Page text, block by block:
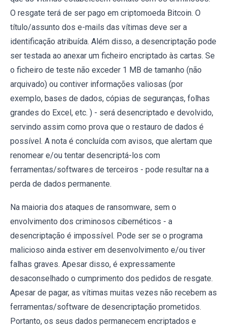
O resgate terá de ser pago em criptomoeda Bitcoin. O
título/assunto dos e-mails das vítimas deve ser a
identificação atribuída. Além disso, a desencriptação pode
ser testada ao anexar um ficheiro encriptado às cartas. Se
o ficheiro de teste não exceder 1 MB de tamanho (não
arquivado) ou contiver informações valiosas (por
exemplo, bases de dados, cópias de seguranças, folhas
grandes do Excel, etc. ) - será desencriptado e devolvido,
servindo assim como prova que o restauro de dados é
possível. A nota é concluída com avisos, que alertam que
renomear e/ou tentar desencriptá-los com
ferramentas/softwares de terceiros - pode resultar na a
perda de dados permanente.
Na maioria dos ataques de ransomware, sem o
envolvimento dos criminosos cibernéticos - a
desencriptação é impossível. Pode ser se o programa
malicioso ainda estiver em desenvolvimento e/ou tiver
falhas graves. Apesar disso, é expressamente
desaconselhado o cumprimento dos pedidos de resgate.
Apesar de pagar, as vítimas muitas vezes não recebem as
ferramentas/software de desencriptação prometidos.
Portanto, os seus dados permanecem encriptados e